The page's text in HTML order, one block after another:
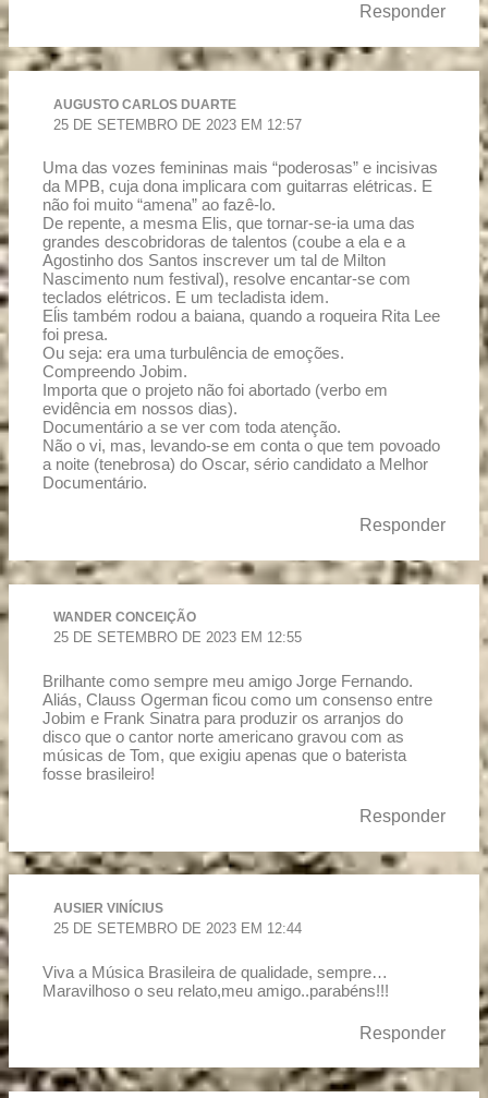
Responder
AUGUSTO CARLOS DUARTE
25 DE SETEMBRO DE 2023 EM 12:57
Uma das vozes femininas mais “poderosas” e incisivas
da MPB, cuja dona implicara com guitarras elétricas. E
não foi muito “amena” ao fazê-lo.
De repente, a mesma Elis, que tornar-se-ia uma das
grandes descobridoras de talentos (coube a ela e a
Agostinho dos Santos inscrever um tal de Milton
Nascimento num festival), resolve encantar-se com
teclados elétricos. E um tecladista idem.
Eĺis também rodou a baiana, quando a roqueira Rita Lee
foi presa.
Ou seja: era uma turbulência de emoções.
Compreendo Jobim.
Importa que o projeto não foi abortado (verbo em
evidência em nossos dias).
Documentário a se ver com toda atenção.
Não o vi, mas, levando-se em conta o que tem povoado
a noite (tenebrosa) do Oscar, sério candidato a Melhor
Documentário.
Responder
WANDER CONCEIÇÃO
25 DE SETEMBRO DE 2023 EM 12:55
Brilhante como sempre meu amigo Jorge Fernando.
Aliás, Clauss Ogerman ficou como um consenso entre
Jobim e Frank Sinatra para produzir os arranjos do
disco que o cantor norte americano gravou com as
músicas de Tom, que exigiu apenas que o baterista
fosse brasileiro!
Responder
AUSIER VINÍCIUS
25 DE SETEMBRO DE 2023 EM 12:44
Viva a Música Brasileira de qualidade, sempre…
Maravilhoso o seu relato,meu amigo..parabéns!!!
Responder